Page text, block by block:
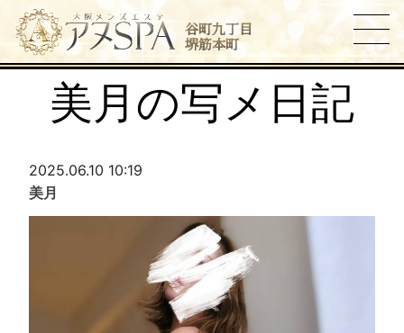
谷町九丁目
堺筋本町
美月の写メ日記
2025.06.10 10:19
美月